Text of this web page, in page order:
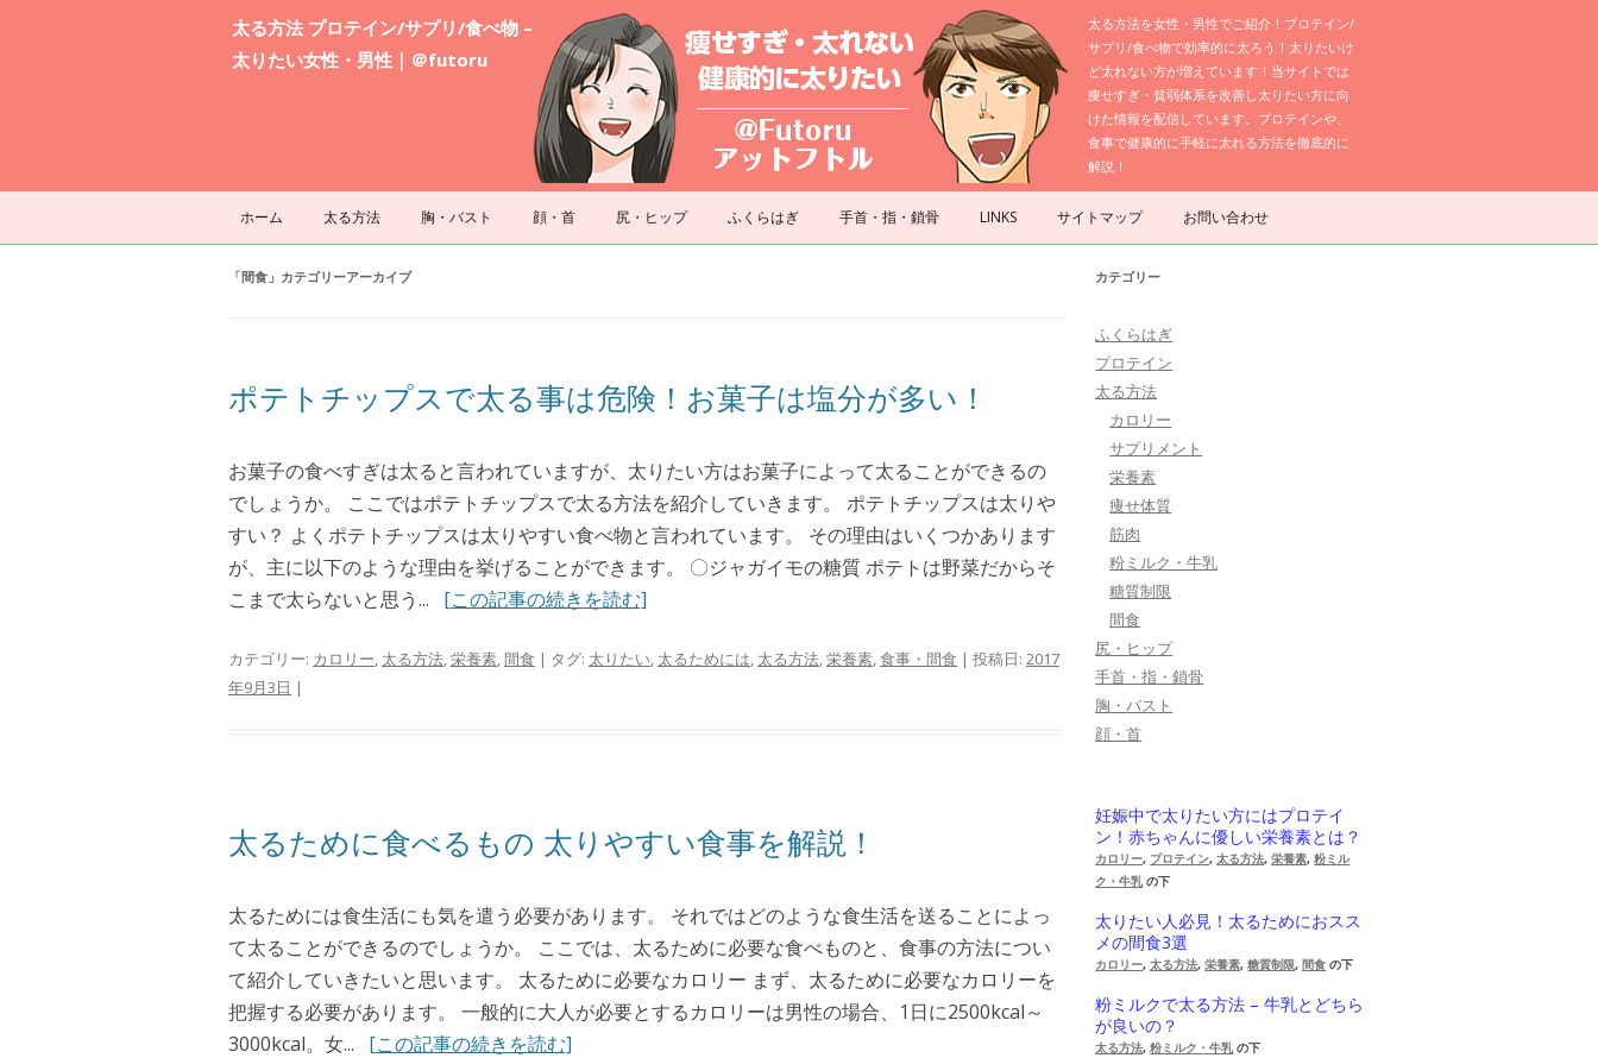
太る方法 プロテイン/サプリ/食べ物 –
太りたい女性・男性｜＠futoru
太る方法を女性・男性でご紹介！プロテイン/
サプリ/食べ物で効率的に太ろう！太りたいけ
ど太れない方が増えています！当サイトでは
痩せすぎ・貧弱体系を改善し太りたい方に向
けた情報を配信しています。プロテインや、
食事で健康的に手軽に太れる方法を徹底的に
解説！
コンテンツへスキップ
ホーム 太る方法 胸・バスト 顔・首 尻・ヒップ ふくらはぎ 手首・指・鎖骨 LINKS サイトマップ お問い合わせ
「間食 」カテゴリーアーカイブ
ポテトチップスで太る事は危険！お菓子は塩分が多い！
お菓子の食べすぎは太ると言われていますが、太りたい方はお菓子によって太ることができるの
でしょうか。 ここではポテトチップスで太る方法を紹介していきます。 ポテトチップスは太りや
すい？ よくポテトチップスは太りやすい食べ物と言われています。 その理由はいくつかあります
が、主に以下のような理由を挙げることができます。 〇ジャガイモの糖質 ポテトは野菜だからそ
こまで太らないと思う... [この記事の続きを読む]
カテゴリー: カロリー, 太る方法,栄養素,間食 | タグ: 太りたい, 太るためには, 太る方法,栄養素,食事・間食 | 投稿日: 2017
年9月3日 |
太るために食べるもの 太りやすい食事を解説！
太るためには食生活にも気を遣う必要があります。 それではどのような食生活を送ることによっ
て太ることができるのでしょうか。 ここでは、太るために必要な食べものと、食事の方法につい
て紹介していきたいと思います。 太るために必要なカロリー まず、太るために必要なカロリーを
把握する必要があります。 一般的に大人が必要とするカロリーは男性の場合、1日に2500kcal～
3000kcal。女... [この記事の続きを読む]
カテゴリー
ふくらはぎ
プロテイン
太る方法
カロリー
サプリメント
栄養素
痩せ体質
筋肉
粉ミルク・牛乳
糖質制限
間食
尻・ヒップ
手首・指・鎖骨
胸・バスト
顔・首
妊娠中で太りたい方にはプロテイ
ン！赤ちゃんに優しい栄養素とは？
カロリー, プロテイン,太る方法,栄養素,粉ミル
ク・牛乳の下
太りたい人必見！太るためにおスス
メの間食3選
カロリー,太る方法,栄養素,糖質制限,間食 の下
粉ミルクで太る方法 – 牛乳とどちら
が良いの？
太る方法,粉ミルク・牛乳の下